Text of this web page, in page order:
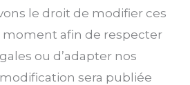
le droit de modifier ces
afin de respecter
ou d’adapter nos
sera publiée